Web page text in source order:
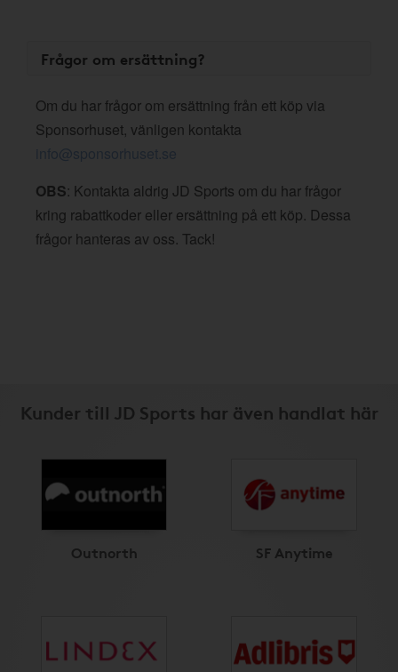
Frågor om ersättning?
Om du har frågor om ersättning från ett köp via
Sponsorhuset, vänligen kontakta
info@sponsorhuset.se
OBS: Kontakta aldrig JD Sports om du har frågor
kring rabattkoder eller ersättning på ett köp. Dessa
frågor hanteras av oss. Tack!
Kunder till JD Sports har även handlat här
Outnorth SF Anytime